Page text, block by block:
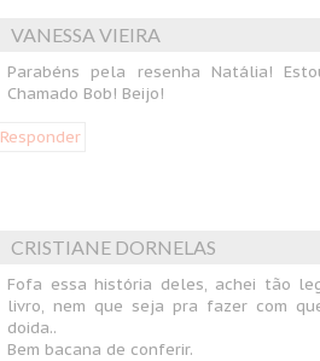
VANESSA VIEIRA
Parabéns pela resenha Natália!
Chamado Bob! Beijo!
Responder
CRISTIANE DORNELAS
Fofa essa história deles, achei tão
livro, nem que seja pra fazer com
doida..
Bem bacana de conferir.